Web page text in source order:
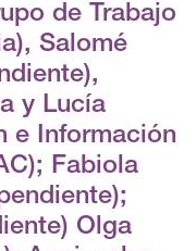
de Trabajo
Salomé
y Lucía
e Información
Fabiola
Olga